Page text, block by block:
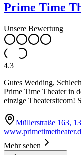
Prime Time
Unsere Bewertung
4.3
Gutes Wedding,
Prime Time Theater in
einzige Theatersitcom!
Müllerstraße 163,
Mehr sehen